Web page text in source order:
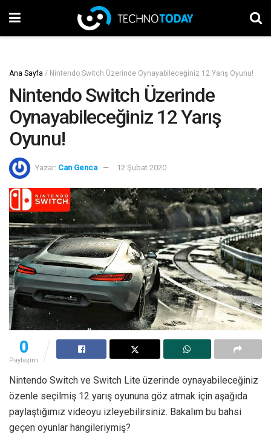
Ana Sayfa / Nintendo Switch Üzerinde Oynayabileceğiniz 12 Yarış Oyunu!
Nintendo Switch Üzerinde
Oynayabileceğiniz 12 Yarış
Oyunu!
Yazar: Can Genca 12 Şubat 2020
0
Paylaşım
Nintendo Switch ve Switch Lite üzerinde oynayabileceğiniz
özenle seçilmiş 12 yarış oyununa göz atmak için aşağıda
paylaştığımız videoyu izleyebilirsiniz. Bakalım bu bahsi
geçen oyunlar hangileriymiş?